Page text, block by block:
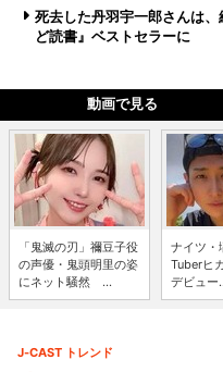
死去した丹羽宇一郎さんは
ど読書』ベストセラーに
動画で見る
「鬼滅の刃」禰豆子役
の声優・鬼頭明里の姿
にネット騒然 ...
ナイツ・
Tuberヒ
デビュー
J-CAST トレンド